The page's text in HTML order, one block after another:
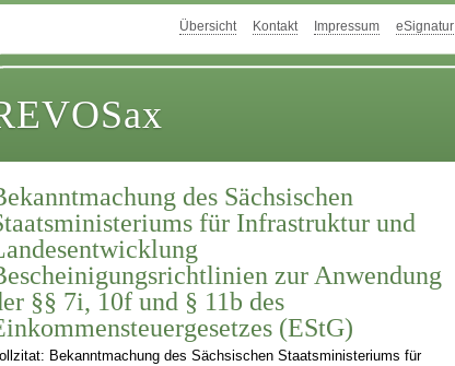
Übersicht Kontakt Impressum eSignatur
des Sächsischen
für Infrastruktur und
zur Anwendung
§§ 7i, 10f und § 11b des
(EStG)
Bekanntmachung des Sächsischen Staatsministeriums für